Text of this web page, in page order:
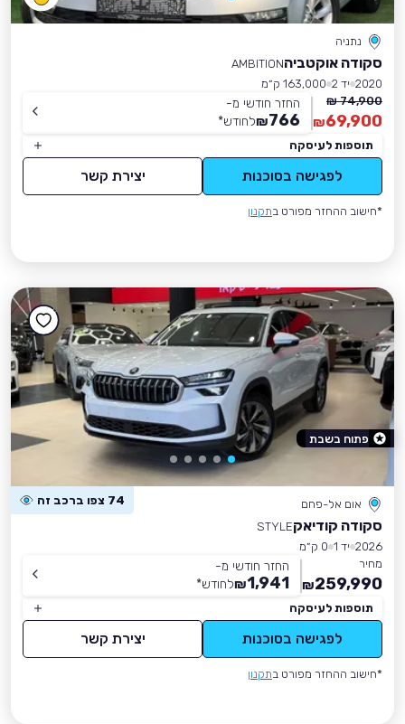
נתניה
סקודה אוקטביהAMBITION
2020 יד 2
163,000 ק״מ
74,900 ₪
69,900
₪
החזר חודשי מ-
766
₪לחודש*
תוספות לעיסקה
לפגישה בסוכנות יצירת קשר
*חישוב ההחזר מפורט בתקנון
אום אל-פחם 74 צפו ברכב זה
סקודה קודיאקSTYLE
2026 יד 1
0 ק״מ
מחיר
259,990
₪
החזר חודשי מ-
1,941
₪לחודש*
תוספות לעיסקה
לפגישה בסוכנות יצירת קשר
*חישוב ההחזר מפורט בתקנון
פתוח בשבת